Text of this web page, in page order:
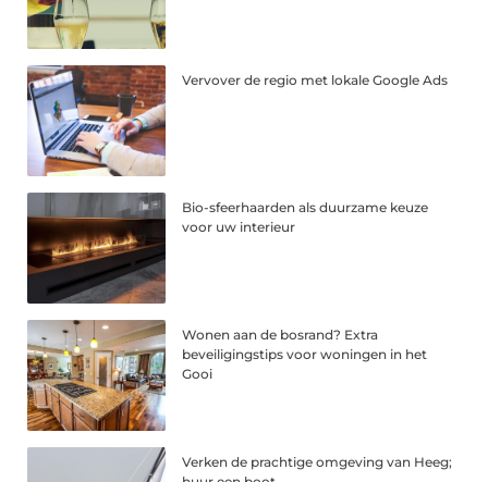
Vervover de regio met lokale Google Ads
Bio-sfeerhaarden als duurzame keuze
voor uw interieur
Wonen aan de bosrand? Extra
beveiligingstips voor woningen in het
Gooi
Verken de prachtige omgeving van Heeg;